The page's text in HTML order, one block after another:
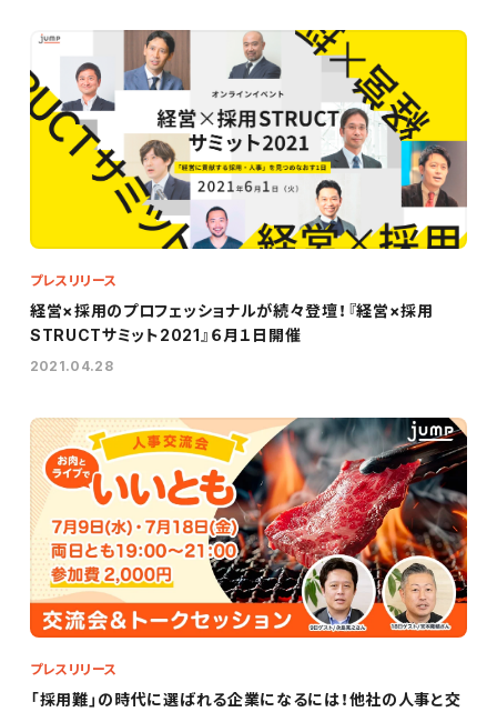
プレスリリース
経営×採用のプロフェッショナルが続々登壇！『経営×採用
STRUCTサミット2021』６月１日開催
2021.04.28
プレスリリース
「採用難」の時代に選ばれる企業になるには！他社の人事と交